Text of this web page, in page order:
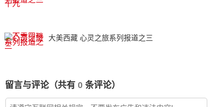
大美西藏 心灵之旅系列报道之三
留言与评论（共有 0条评论）